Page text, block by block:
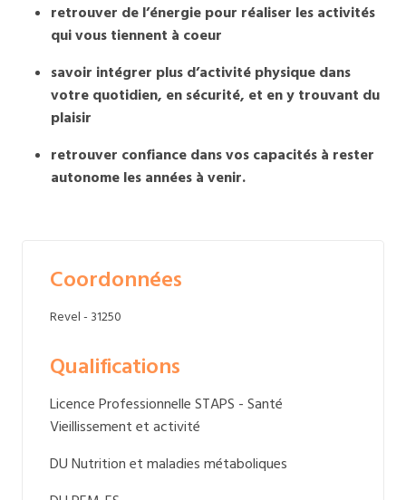
retrouver de l’énergie pour réaliser les activités
qui vous tiennent à coeur
savoir intégrer plus d’activité physique dans
votre quotidien, en sécurité, et en y trouvant du
plaisir
retrouver confiance dans vos capacités à rester
autonome les années à venir.
Coordonnées
Revel - 31250
Qualifications
Licence Professionnelle STAPS - Santé
Vieillissement et activité
DU Nutrition et maladies métaboliques